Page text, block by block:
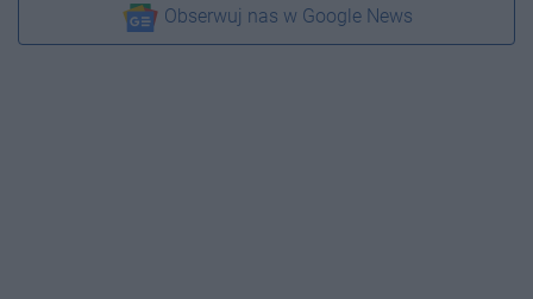
Obserwuj nas w Google News